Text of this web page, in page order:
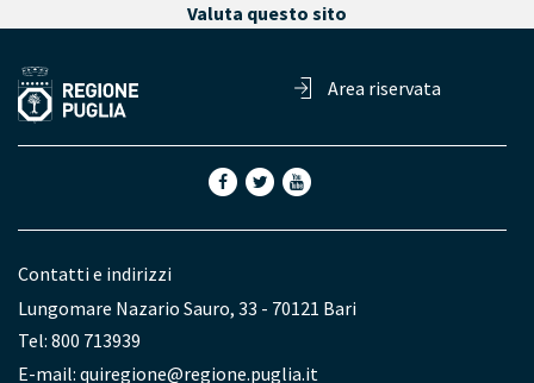
Valuta questo sito
Area riservata
Contatti e indirizzi
Lungomare Nazario Sauro, 33 - 70121 Bari
Tel: 800 713939
E-mail: quiregione@regione.puglia.it